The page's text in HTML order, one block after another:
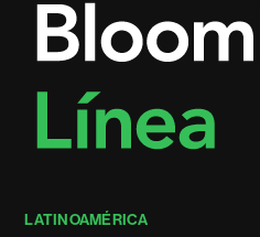
LATINOAMÉRICA